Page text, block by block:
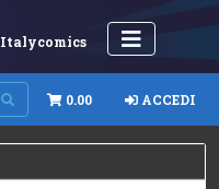
Italycomics
0.00 ACCEDI